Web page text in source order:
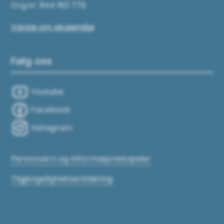
Org.nr: 944 183 779
Varsle om skulemiljø
Følg oss
Youtube
Facebook
Instagram
Personvern og Informasjonskapsler
Tilgjengeligheitserklæring